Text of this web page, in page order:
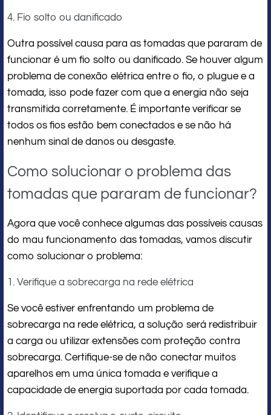
4. Fio solto ou danificado
Outra possível causa para as tomadas que pararam de
funcionar é um fio solto ou danificado. Se houver algum
problema de conexão elétrica entre o fio, o plugue e a
tomada, isso pode fazer com que a energia não seja
transmitida corretamente. É importante verificar se
todos os fios estão bem conectados e se não há
nenhum sinal de danos ou desgaste.
Como solucionar o problema das
tomadas que pararam de funcionar?
Agora que você conhece algumas das possíveis causas
do mau funcionamento das tomadas, vamos discutir
como solucionar o problema:
1. Verifique a sobrecarga na rede elétrica
Se você estiver enfrentando um problema de
sobrecarga na rede elétrica, a solução será redistribuir
a carga ou utilizar extensões com proteção contra
sobrecarga. Certifique-se de não conectar muitos
aparelhos em uma única tomada e verifique a
capacidade de energia suportada por cada tomada.